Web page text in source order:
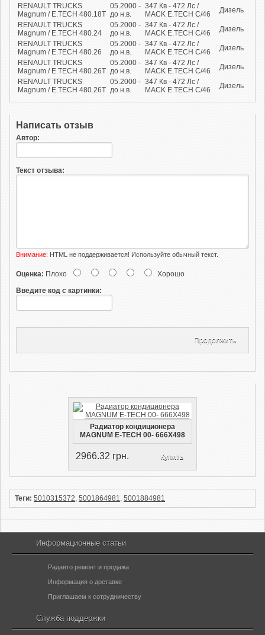
RENAULT TRUCKS
Magnum / E.TECH 480.18T
05.2000 -
до н.в.
347 Кв - 472 Лс /
MACK E.TECH C/46
Дизель
RENAULT TRUCKS
Magnum / E.TECH 480.24
05.2000 -
до н.в.
347 Кв - 472 Лс /
MACK E.TECH C/46
Дизель
RENAULT TRUCKS
Magnum / E.TECH 480.26
05.2000 -
до н.в.
347 Кв - 472 Лс /
MACK E.TECH C/46
Дизель
RENAULT TRUCKS
Magnum / E.TECH 480.26T
05.2000 -
до н.в.
347 Кв - 472 Лс /
MACK E.TECH C/46
Дизель
RENAULT TRUCKS
Magnum / E.TECH 480.26T
05.2000 -
до н.в.
347 Кв - 472 Лс /
MACK E.TECH C/46
Дизель
Написать отзыв
Автор:
Текст отзыва:
Внимание: HTML не поддерживается! Используйте обычный текст.
Оценка: Плохо
Хорошо
Введите код с картинки:
Продолжить
Радиатор кондиционера
MAGNUM E-TECH 00- 666X498
2966.32 грн. Купить
Теги: 5010315372, 5001864981, 5001884981
Информационные статьи
Радавто ремонт и продажа
Информация о доставке
Приглашаем к сотрудничеству
Служба поддержки